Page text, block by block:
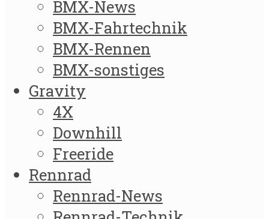
BMX-News
BMX-Fahrtechnik
BMX-Rennen
BMX-sonstiges
Gravity
4X
Downhill
Freeride
Rennrad
Rennrad-News